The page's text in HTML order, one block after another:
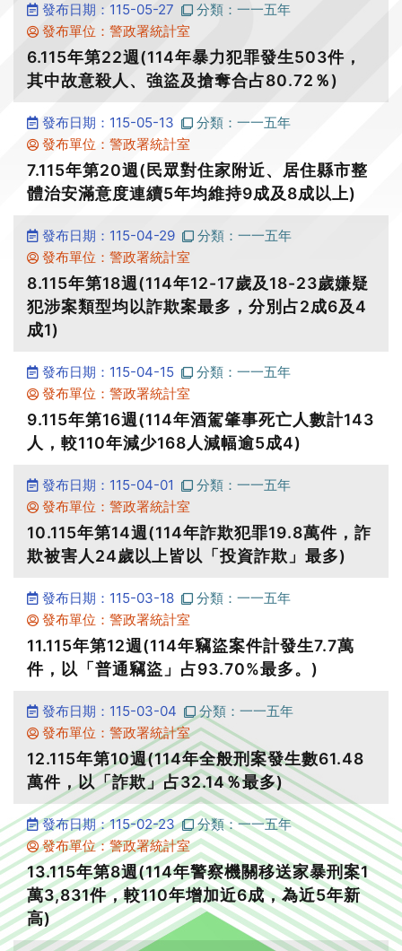
發布日期：115-05-27
分類：一一五年
發布單位：警政署統計室
6.115年第22週(114年暴力犯罪發生503件，
其中故意殺人、強盜及搶奪合占80.72％)
發布日期：115-05-13
分類：一一五年
發布單位：警政署統計室
7.115年第20週(民眾對住家附近、居住縣市整
體治安滿意度連續5年均維持9成及8成以上)
發布日期：115-04-29
分類：一一五年
發布單位：警政署統計室
8.115年第18週(114年12-17歲及18-23歲嫌疑
犯涉案類型均以詐欺案最多，分別占2成6及4
成1)
發布日期：115-04-15
分類：一一五年
發布單位：警政署統計室
9.115年第16週(114年酒駕肇事死亡人數計143
人，較110年減少168人減幅逾5成4)
發布日期：115-04-01
分類：一一五年
發布單位：警政署統計室
10.115年第14週(114年詐欺犯罪19.8萬件，詐
欺被害人24歲以上皆以「投資詐欺」最多)
發布日期：115-03-18
分類：一一五年
發布單位：警政署統計室
11.115年第12週(114年竊盜案件計發生7.7萬
件，以「普通竊盜」占93.70%最多。)
發布日期：115-03-04
分類：一一五年
發布單位：警政署統計室
12.115年第10週(114年全般刑案發生數61.48
萬件，以「詐欺」占32.14％最多)
發布日期：115-02-23
分類：一一五年
發布單位：警政署統計室
13.115年第8週(114年警察機關移送家暴刑案1
萬3,831件，較110年增加近6成，為近5年新
高)